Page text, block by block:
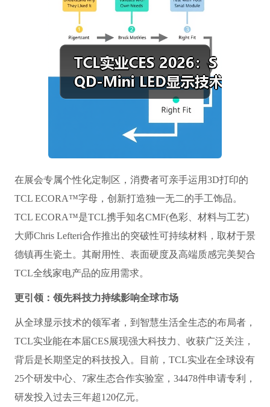
在展会专属个性化定制区，消费者可亲手运用3D打印的
TCL ECORA™字母，创新打造独一无二的手工饰品。
TCL ECORA™是TCL携手知名CMF(色彩、材料与工艺)
大师Chris Lefteri合作推出的突破性可持续材料，取材于景
德镇再生瓷土。其耐用性、表面硬度及高端质感完美契合
TCL全线家电产品的应用需求。
更引领：领先科技力持续影响全球市场
从全球显示技术的领军者，到智慧生活全生态的布局者，
TCL实业能在本届CES展现强大科技力、收获广泛关注，
背后是长期坚定的科技投入。目前，TCL实业在全球设有
25个研发中心、7家生态合作实验室，34478件申请专利，
研发投入过去三年超120亿元。